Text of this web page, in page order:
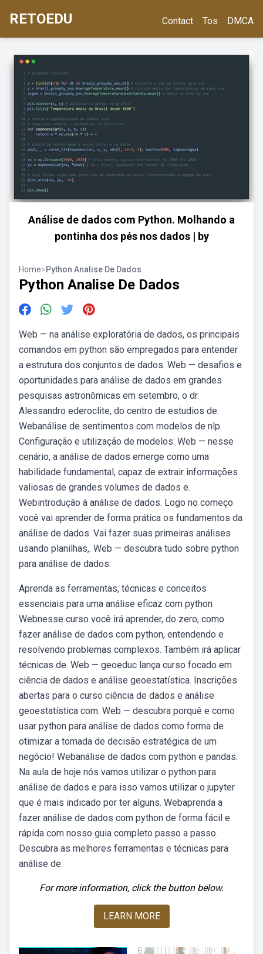
RETOEDU Contact Tos DMCA
Análise de dados com Python. Molhando a
pontinha dos pés nos dados | by
Home>Python Analise De Dados
Python Analise De Dados
Web — na análise exploratória de dados, os principais
comandos em python são empregados para entender
a estrutura dos conjuntos de dados. Web — desafios e
oportunidades para análise de dados em grandes
pesquisas astronômicas em setembro, o dr.
Alessandro ederoclite, do centro de estudios de.
Webanálise de sentimentos com modelos de nlp.
Configuração e utilização de modelos: Web — nesse
cenário, a análise de dados emerge como uma
habilidade fundamental, capaz de extrair informações
valiosas de grandes volumes de dados e.
Webintrodução à análise de dados. Logo no começo
você vai aprender de forma prática os fundamentos da
análise de dados. Vai fazer suas primeiras análises
usando planilhas,. Web — descubra tudo sobre python
para análise de dados.
Aprenda as ferramentas, técnicas e conceitos
essenciais para uma análise eficaz com python
Webnesse curso você irá aprender, do zero, como
fazer análise de dados com python, entendendo e
resolvendo problemas complexos. Também irá aplicar
técnicas de. Web — geoeduc lança curso focado em
ciência de dados e análise geoestatística. Inscrições
abertas para o curso ciência de dados e análise
geoestatística com. Web — descubra porquê e como
usar python para análise de dados como forma de
otimizar a tomada de decisão estratégica de um
negócio! Webanálise de dados com python e pandas.
Na aula de hoje nós vamos utilizar o python para
análise de dados e para isso vamos utilizar o jupyter
que é mais indicado por ter alguns. Webaprenda a
fazer análise de dados com python de forma fácil e
rápida com nosso guia completo passo a passo.
Descubra as melhores ferramentas e técnicas para
análise de.
For more information, click the button below.
LEARN MORE